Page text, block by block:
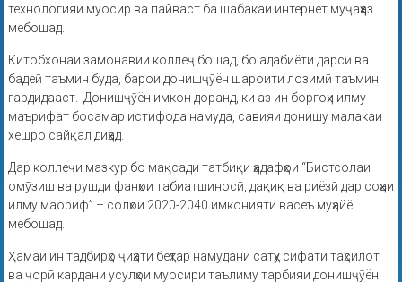
технологияи муосир ва пайваст ба шабакаи интернет муҷаҳҳаз
мебошад.
Китобхонаи замонавии коллеҷ бошад, бо адабиёти дарсӣ ва
бадеӣ таъмин буда, барои донишҷӯён шароити лозимӣ таъмин
гардидааст. Донишҷӯён имкон доранд, ки аз ин боргоҳи илму
маърифат босамар истифода намуда, савияи донишу малакаи
хешро сайқал диҳад.
Дар коллеҷи мазкур бо мақсади татбиқи ҳадафҳои “Бистсолаи
омӯзиш ва рушди фанҳои табиатшиносӣ, дақиқ ва риёзӣ дар соҳаи
илму маориф” – солҳои 2020-2040 имконияти васеъ муҳайё
мебошад.
Ҳамаи ин тадбирҳо ҷиҳати беҳтар намудани сатҳу сифати таҳсилот
ва ҷорӣ кардани усулҳои муосири таълиму тарбияи донишҷӯён